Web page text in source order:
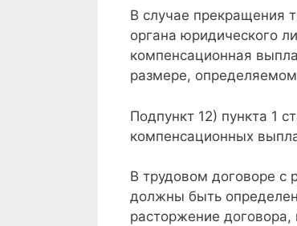
В случае прекращения
органа юридического
компенсационная
размере,
Подпункт 12) пункта 1
компенсационных
В трудовом договоре с
должны быть
расторжение